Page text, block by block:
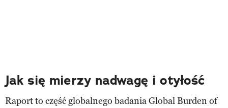
Jak się mierzy nadwagę i otyłość
Raport to część globalnego badania Global Burden of